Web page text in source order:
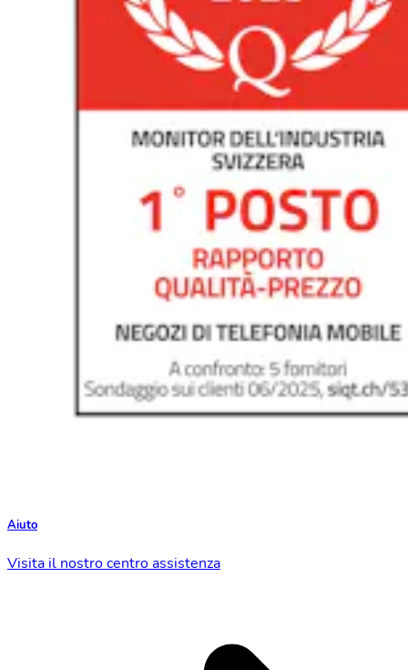
Aiuto
Visita il nostro centro assistenza